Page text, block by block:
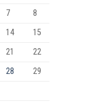
7
8
14
15
21
22
28
29